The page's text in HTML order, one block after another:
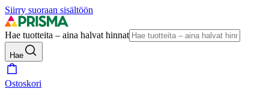
Siirry suoraan sisältöön
Hae tuotteita – aina halvat hinnat
Hae
Ostoskori